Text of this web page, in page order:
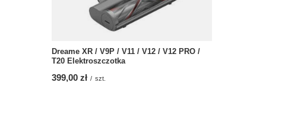
Dreame XR / V9P / V11 / V12 / V12 PRO /
T20 Elektroszczotka
399,00 zł / szt.